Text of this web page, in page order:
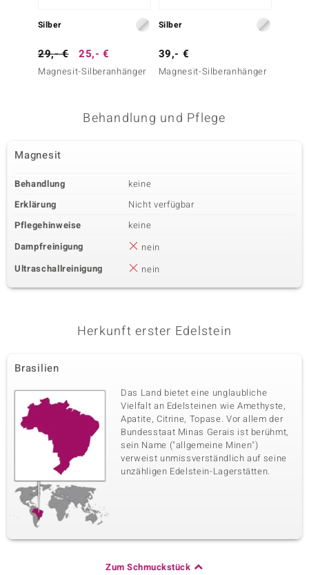
Silber
29,- € 25,- €
Magnesit-Silberanhänger
Silber
39,- €
Magnesit-Silberanhänger
Behandlung und Pflege
Magnesit
Behandlung
keine
Erklärung
Nicht verfügbar
Pflegehinweise
keine
Dampfreinigung
nein
Ultraschallreinigung
nein
Herkunft erster Edelstein
Brasilien
Das Land bietet eine unglaubliche
Vielfalt an Edelsteinen wie Amethyste,
Apatite, Citrine, Topase. Vor allem der
Bundesstaat Minas Gerais ist berühmt,
sein Name ("allgemeine Minen")
verweist unmissverständlich auf seine
unzähligen Edelstein-Lagerstätten.
Zum Schmuckstück